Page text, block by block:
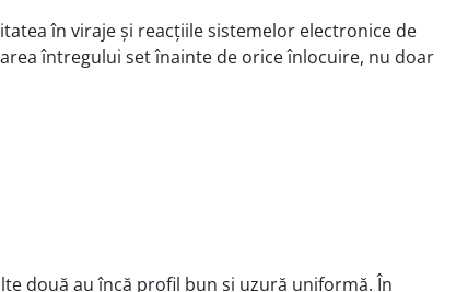
în viraje și reacțiile sistemelor electronice de
întregului set înainte de orice înlocuire, nu doar
două au încă profil bun și uzură uniformă. În